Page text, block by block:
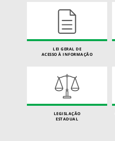
LEI GERAL DE
ACESSO À INFORMAÇÃO
LEGISLAÇÃO
ESTADUAL